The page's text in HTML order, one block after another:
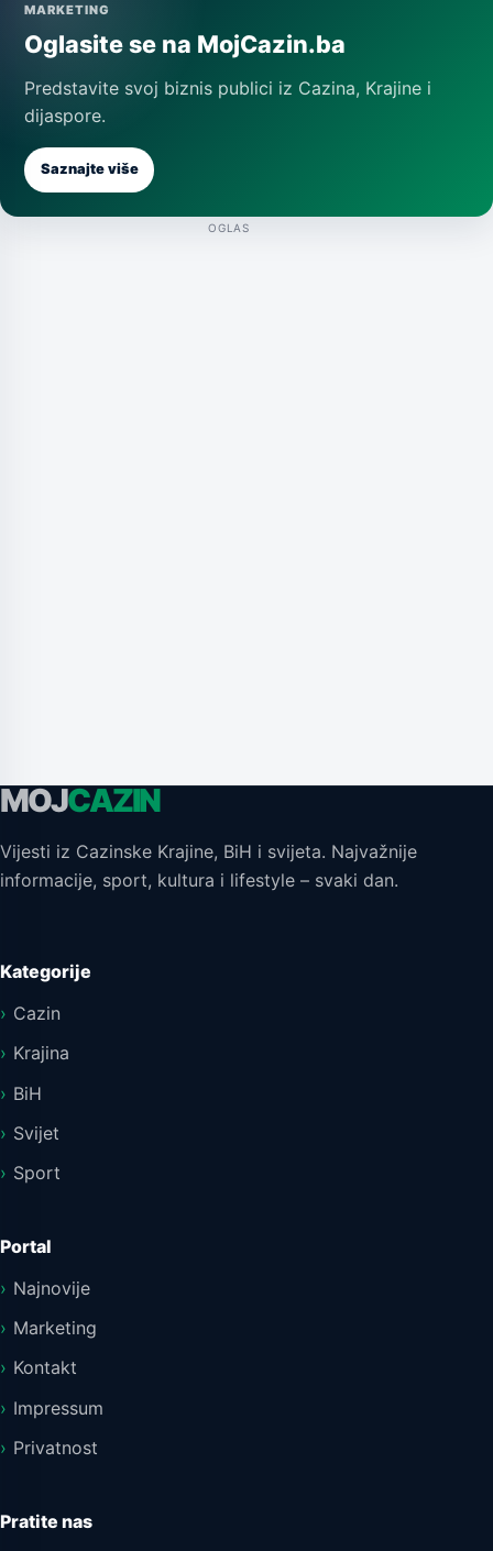
MARKETING
Oglasite se na MojCazin.ba
Predstavite svoj biznis publici iz Cazina, Krajine i
dijaspore.
Saznajte više
OGLAS
MOJCAZIN
Vijesti iz Cazinske Krajine, BiH i svijeta. Najvažnije
informacije, sport, kultura i lifestyle – svaki dan.
Kategorije
Cazin
Krajina
BiH
Svijet
Sport
Portal
Najnovije
Marketing
Kontakt
Impressum
Privatnost
Pratite nas